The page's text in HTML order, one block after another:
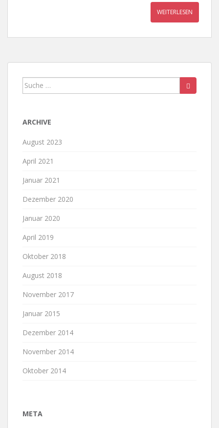
WEITERLESEN
Suche
nach:
ARCHIVE
August 2023
April 2021
Januar 2021
Dezember 2020
Januar 2020
April 2019
Oktober 2018
August 2018
November 2017
Januar 2015
Dezember 2014
November 2014
Oktober 2014
META